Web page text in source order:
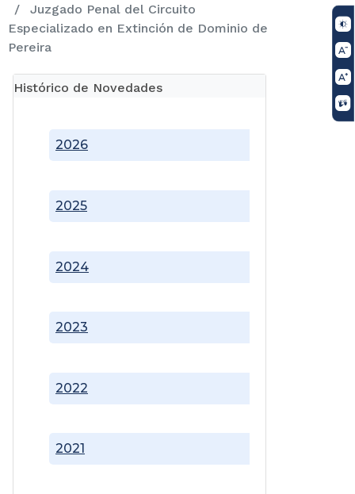
Juzgado Penal del Circuito
Especializado en Extinción de Dominio de
Pereira
Histórico de Novedades
2021
2022
2023
2024
2025
2026